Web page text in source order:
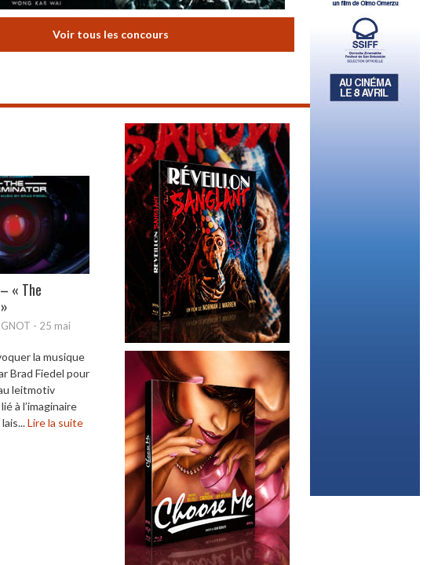
Voir tous les concours
« The
- 25 mai
la musique
Brad Fiedel pour
leitmotiv
à l’imaginaire
Lire la suite